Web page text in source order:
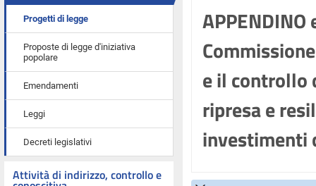
Progetti di legge
Proposte di legge d'iniziativa
popolare
Emendamenti
Leggi
Decreti legislativi
Attività di indirizzo, controllo e
e il controllo
ripresa e
investimenti